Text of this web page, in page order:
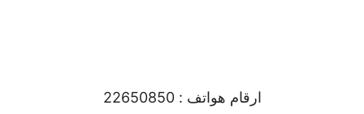
ارقام هواتف : 22650850